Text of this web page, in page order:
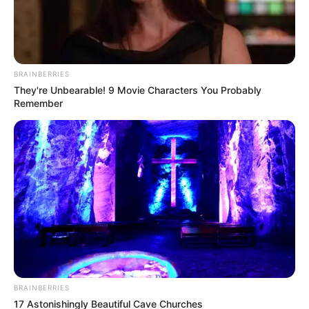
anunciara una nueva fecha para el Día del Padre.
Magnific - www.magnific.com
Imagen de referencia.
Miguel Andrés Galvis
Junio 2, 2026
BRAINBERRIES
They're Unbearable! 9 Movie Characters You Probably
Remember
BRAINBERRIES
17 Astonishingly Beautiful Cave Churches